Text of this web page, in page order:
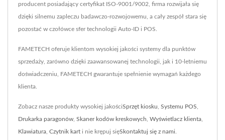
producent posiadający certyfikat ISO-9001/9002, firma rozwijała się
dzięki silnemu zapleczu badawczo-rozwojowemu, a cały zespół stara się
pozostać w czołówce sfer technologii Auto-ID i POS.
FAMETECH oferuje klientom wysokiej jakości systemy dla punktów
sprzedaży, zarówno dzięki zaawansowanej technologii, jak i 10-letniemu
doświadczeniu, FAMETECH gwarantuje spełnienie wymagań każdego
klienta.
Zobacz nasze produkty wysokiej jakościSprzęt kiosku Systemu POS
Drukarka paragonów Skaner kodów kreskowych Wyświetlacz klienta
Klawiatura Czytnik kart i nie krępuj sięSkontaktuj się z nami